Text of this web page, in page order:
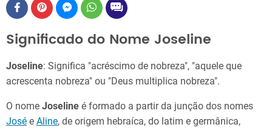
Significado do Nome Joseline
Joseline: Significa "acréscimo de nobreza", "aquele que
acrescenta nobreza" ou "Deus multiplica nobreza".
O nome Joseline é formado a partir da junção dos nomes
José e Aline​, de origem hebraíca, do latim e germânica,